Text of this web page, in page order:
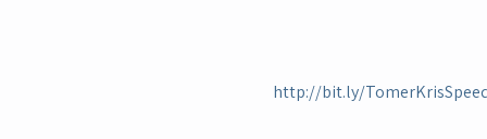
http://bit.ly/